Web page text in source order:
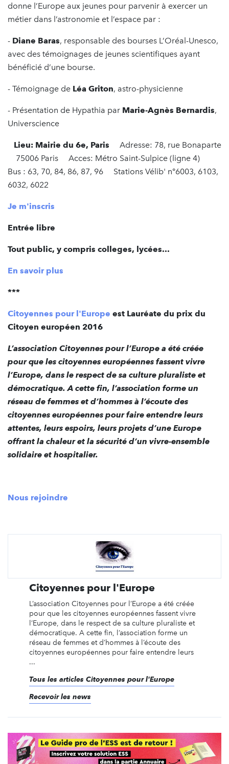
donne l’Europe aux jeunes pour parvenir à exercer un
métier dans l’astronomie et l’espace par :
- Diane Baras, responsable des bourses L’Oréal-Unesco,
avec des témoignages de jeunes scientifiques ayant
bénéficié d’une bourse.
- Témoignage de Léa Griton, astro-physicienne
- Présentation de Hypathia par Marie-Agnès Bernardis,
Universcience
Lieu: Mairie du 6e, Paris Adresse: 78, rue Bonaparte
75006 Paris Acces: Métro Saint-Sulpice (ligne 4)
Bus : 63, 70, 84, 86, 87, 96 Stations Vélib' n°6003, 6103,
6032, 6022
Je m'inscris
Entrée libre
Tout public, y compris colleges, lycées...
En savoir plus
***
Citoyennes pour l'Europe est Lauréate du prix du
Citoyen européen 2016
L’association Citoyennes pour l’Europe a été créée
pour que les citoyennes européennes fassent vivre
l’Europe, dans le respect de sa culture pluraliste et
démocratique. A cette fin, l’association forme un
réseau de femmes et d’hommes à l’écoute des
citoyennes européennes pour faire entendre leurs
attentes, leurs espoirs, leurs projets d’une Europe
offrant la chaleur et la sécurité d’un vivre-ensemble
solidaire et hospitalier.
Nous rejoindre
Citoyennes pour l'Europe
L’association Citoyennes pour l’Europe a été créée
pour que les citoyennes européennes fassent vivre
l’Europe, dans le respect de sa culture pluraliste et
démocratique. A cette fin, l’association forme un
réseau de femmes et d’hommes à l’écoute des
citoyennes européennes pour faire entendre leurs
...
Tous les articles Citoyennes pour l'Europe
Recevoir les news